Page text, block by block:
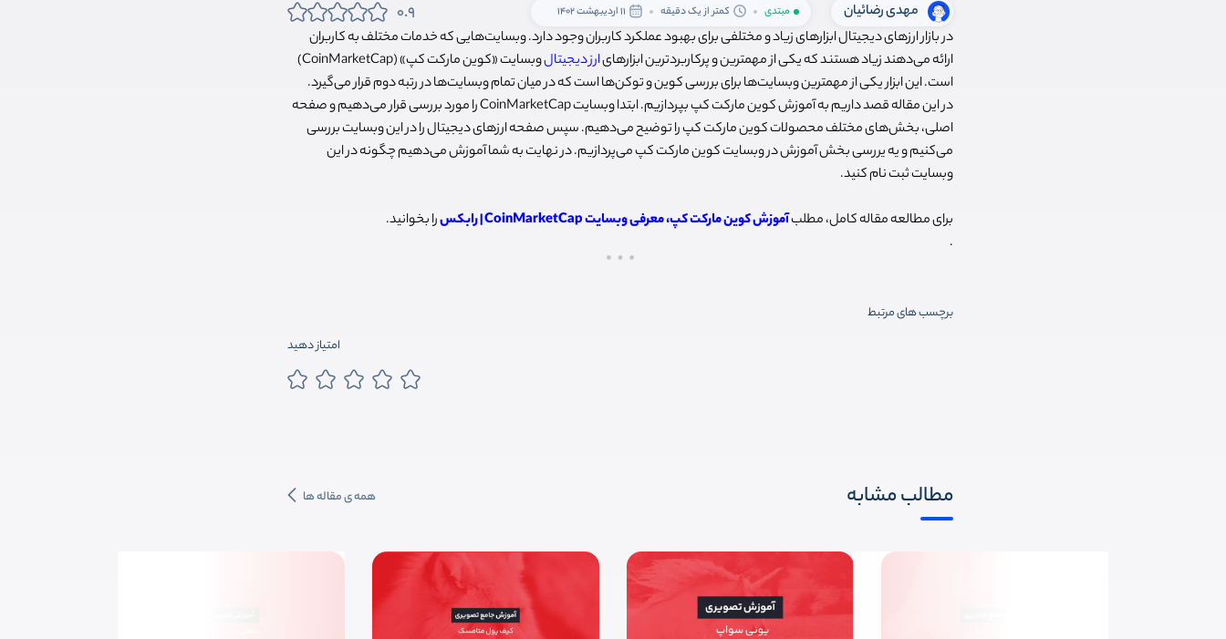
مهدی رضائیان مبتدی کمتر از یک دقیقه 11 اردیبهشت 1402 0.9
در بازار ارزهای دیجیتال ابزارهای زیاد و مختلفی برای بهبود عملکرد کاربران وجود دارد. وبسایت‌هایی که خدمات مختلف به کاربران
ارائه می‌دهند زیاد هستند که یکی از مهمترین و پرکاربردترین ابزارهایارز دیجیتال
وبسایت «کوین مارکت کپ» (CoinMarketCap)
است. این ابزار یکی از مهمترین وبسایت‌ها برای بررسی کوین و توکن‌ها است که در میان تمام وبسایت‌ها در رتبه دوم قرار می‌گیرد.
در این مقاله قصد داریم به آموزش کوین مارکت کپ بپردازیم. ابتدا وبسایت CoinMarketCap را مورد بررسی قرار می‌دهیم و صفحه
اصلی، بخش‌های مختلف محصولات کوین مارکت کپ را توضیح می‌دهیم. سپس صفحه ارزهای دیجیتال را در این وبسایت بررسی
می‌کنیم و یه یررسی بخش آموزش در وبسایت کوین مارکت کپ می‌پردازیم. در نهایت به شما آموزش می‌دهیم چگونه در این
وبسایت ثبت نام کنید.
برای مطالعه مقاله کامل، مطلبآموزش کوین مارکت کپ، معرفی وبسایت CoinMarketCap | رابکس
را بخوانید.
.
برچسب های مرتبط
امتیاز دهید
مطالب مشابه همه ی مقاله ها